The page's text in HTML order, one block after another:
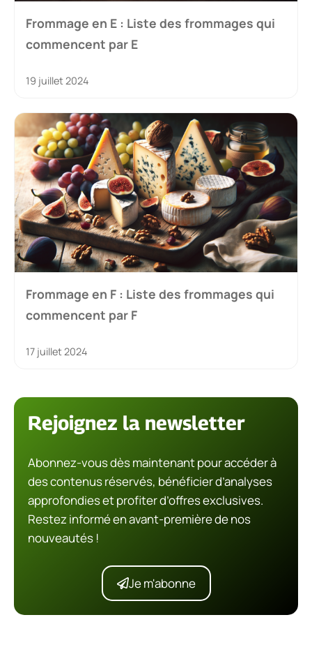
Frommage en E : Liste des frommages qui
commencent par E
19 juillet 2024
Frommage en F : Liste des frommages qui
commencent par F
17 juillet 2024
Rejoignez la newsletter
Abonnez-vous dès maintenant pour accéder à
des contenus réservés, bénéficier d’analyses
approfondies et profiter d’offres exclusives.
Restez informé en avant-première de nos
nouveautés !
Je m'abonne